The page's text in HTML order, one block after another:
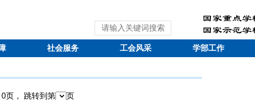
社会服务 工会风采 学部工作
页， 跳转到第 页